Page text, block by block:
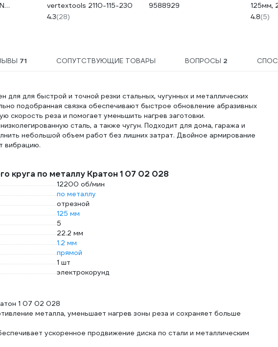
vertextools 2110-115-230
4.3(28)
9588929
125мм,
FL125
4.8(5)
71 СОПУТСТВУЮЩИЕ ТОВАРЫ ВОПРОСЫ 2
для быстрой и точной резки стальных, чугунных и металлических
подобранная связка обеспечивают быстрое обновление абразивных
скорость реза и помогает уменьшить нагрев заготовки.
сталь, а также чугун. Подходит для дома, гаража и
небольшой объем работ без лишних затрат. Двойное армирование
вибрацию.
круга по металлу Кратон 1 07 02 028
12200 об/мин
по металлу
отрезной
125 мм
5
22.2 мм
1.2 мм
прямой
1 шт
электрокорунд
1 07 02 028
металла, уменьшает нагрев зоны реза и сохраняет больше
ускоренное продвижение диска по стали и металлическим